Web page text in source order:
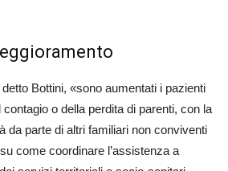
Bottini, «sono aumentati i pazienti
o della perdita di parenti, con la
da parte di altri familiari non conviventi
come coordinare l’assistenza a